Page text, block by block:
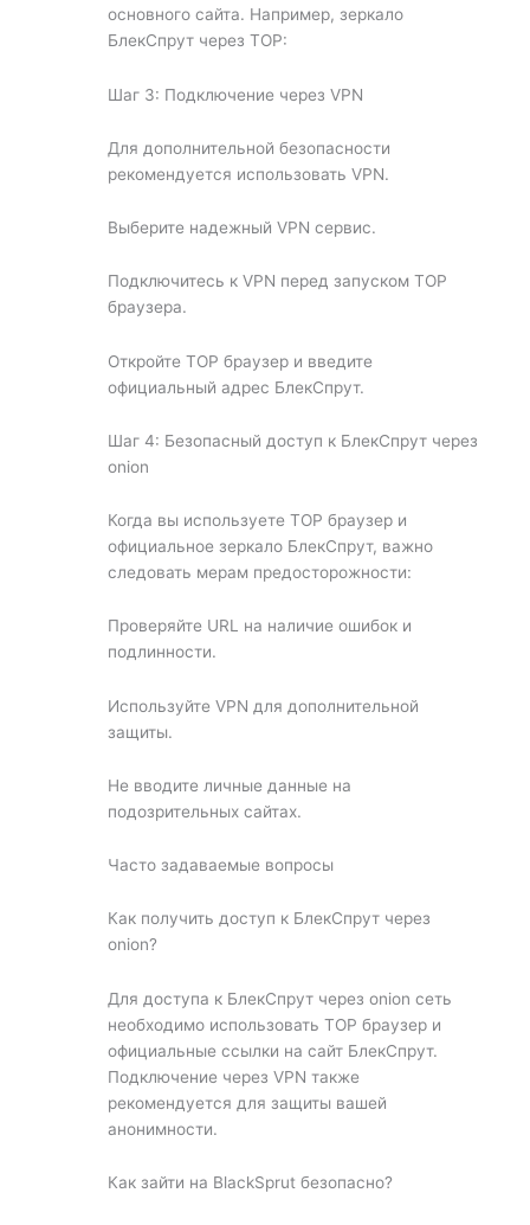
основного сайта. Например, зеркало
БлекСпрут через ТОР:
Шаг 3: Подключение через VPN
Для дополнительной безопасности
рекомендуется использовать VPN.
Выберите надежный VPN сервис.
Подключитесь к VPN перед запуском ТОР
браузера.
Откройте ТОР браузер и введите
официальный адрес БлекСпрут.
Шаг 4: Безопасный доступ к БлекСпрут через
onion
Когда вы используете ТОР браузер и
официальное зеркало БлекСпрут, важно
следовать мерам предосторожности:
Проверяйте URL на наличие ошибок и
подлинности.
Используйте VPN для дополнительной
защиты.
Не вводите личные данные на
подозрительных сайтах.
Часто задаваемые вопросы
Как получить доступ к БлекСпрут через
onion?
Для доступа к БлекСпрут через onion сеть
необходимо использовать ТОР браузер и
официальные ссылки на сайт БлекСпрут.
Подключение через VPN также
рекомендуется для защиты вашей
анонимности.
Как зайти на BlackSprut безопасно?